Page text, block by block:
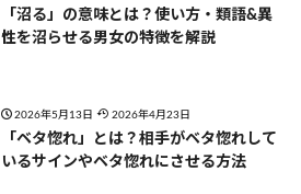
「沼る」の意味とは？使い方・類語&異
性を沼らせる男女の特徴を解説
2026年5月13日 2026年4月23日
「ベタ惚れ」とは？相手がベタ惚れして
いるサインやベタ惚れにさせる方法